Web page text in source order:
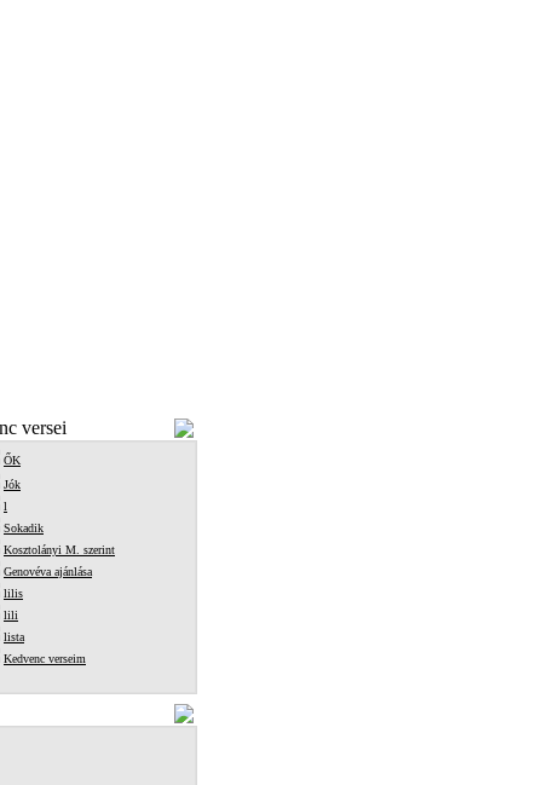
versei
ŐK
Jók
l
Sokadik
Kosztolányi M. szerint
Genovéva ajánlása
lilis
lili
lista
Kedvenc verseim